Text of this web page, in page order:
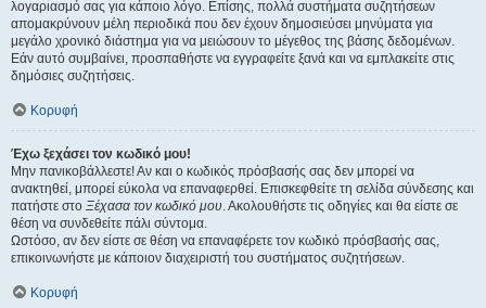
λογαριασμό σας για κάποιο λόγο. Επίσης, πολλά συστήματα συζητήσεων
απομακρύνουν μέλη περιοδικά που δεν έχουν δημοσιεύσει μηνύματα για
μεγάλο χρονικό διάστημα για να μειώσουν το μέγεθος της βάσης δεδομένων.
Εάν αυτό συμβαίνει, προσπαθήστε να εγγραφείτε ξανά και να εμπλακείτε στις
δημόσιες συζητήσεις.
Κορυφή
Έχω ξεχάσει τον κωδικό μου!
Μην πανικοβάλλεστε! Αν και ο κωδικός πρόσβασής σας δεν μπορεί να
ανακτηθεί, μπορεί εύκολα να επαναφερθεί. Επισκεφθείτε τη σελίδα σύνδεσης και
πατήστε στο Ξέχασα τον κωδικό μου. Ακολουθήστε τις οδηγίες και θα είστε σε
θέση να συνδεθείτε πάλι σύντομα.
Ωστόσο, αν δεν είστε σε θέση να επαναφέρετε τον κωδικό πρόσβασής σας,
επικοινωνήστε με κάποιον διαχειριστή του συστήματος συζητήσεων.
Κορυφή